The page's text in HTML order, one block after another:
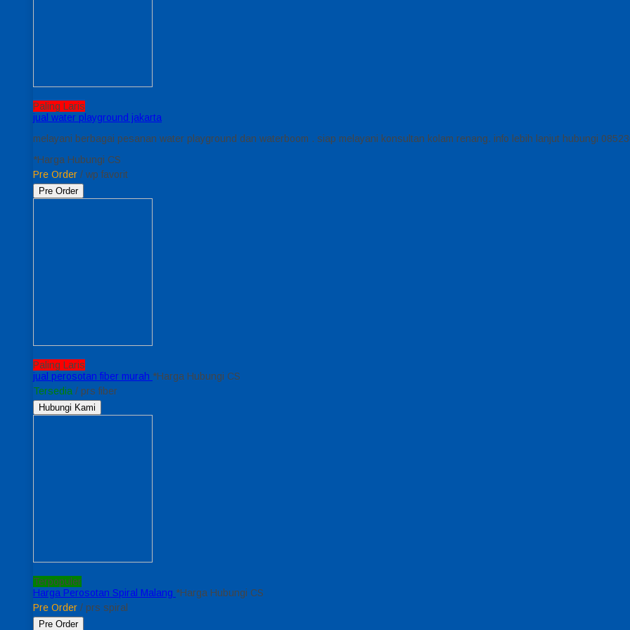
Paling Laris
jual water playground jakarta
melayani berbagai pesanan water playground dan waterboom . siap melayani konsultan kolam renang. info lebih lanjut hubungi
*Harga Hubungi CS
Pre Order / wp favorit
Pre Order
Paling Laris
jual perosotan fiber murah *Harga Hubungi CS
Tersedia / prs fiber
Hubungi Kami
Terpopuler
Harga Perosotan Spiral Malang *Harga Hubungi CS
Pre Order / prs spiral
Pre Order